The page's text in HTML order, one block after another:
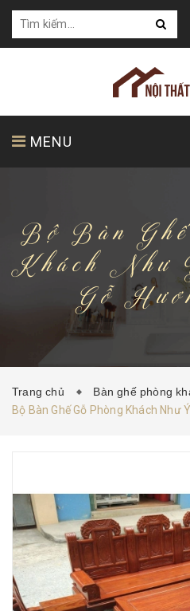
MENU
KHÁCH HÀNG CỦA CHÚNG
HƯỚNG DẪN MUA HÀNG
Bộ Bàn
Khách
Gỗ
Trang chủ
Bàn ghế phòng
Bộ Bàn Ghế Gỗ Phòng Khách Như